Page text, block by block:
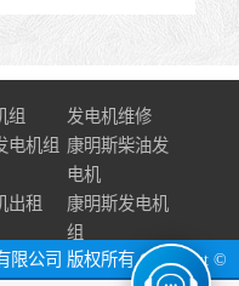
组
发电机维修
电机组 康明斯柴油发
电机
出租
康明斯发电机
组
限公司 版权所有 Copyright ©